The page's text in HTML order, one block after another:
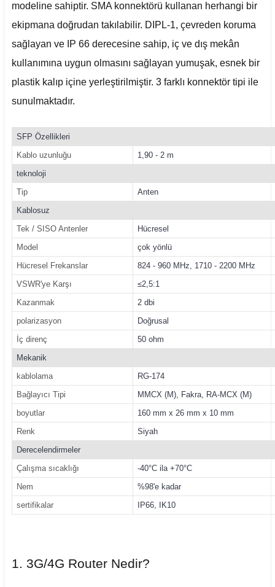
modeline sahiptir. SMA konnektörü kullanan herhangi bir
ekipmana doğrudan takılabilir. DIPL-1, çevreden koruma
sağlayan ve IP 66 derecesine sahip, iç ve dış mekân
kullanımına uygun olmasını sağlayan yumuşak, esnek bir
plastik kalıp içine yerleştirilmiştir. 3 farklı konnektör tipi ile
sunulmaktadır.
SFP Özellikleri
Kablo uzunluğu
1,90 - 2 m
teknoloji
Tip
Anten
Kablosuz
Tek / SISO Antenler
Hücresel
Model
çok yönlü
Hücresel Frekanslar
824 - 960 MHz, 1710 - 2200 MHz
VSWR'ye Karşı
≤2,5:1
Kazanmak
2 dbi
polarizasyon
Doğrusal
İç direnç
50 ohm
Mekanik
kablolama
RG-174
Bağlayıcı Tipi
MMCX (M), Fakra, RA-MCX (M)
boyutlar
160 mm x 26 mm x 10 mm
Renk
Siyah
Derecelendirmeler
Çalışma sıcaklığı
-40°C ila +70°C
Nem
%98'e kadar
sertifikalar
IP66, IK10
1. 3G/4G Router Nedir?